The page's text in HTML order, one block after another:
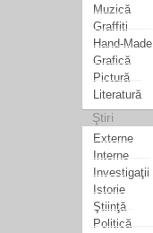
Muzică
Graffiti
Hand-Made
Grafică
Pictură
Literatură
Ştiri
Externe
Interne
Investigaţii
Istorie
Ştiinţă
Politică